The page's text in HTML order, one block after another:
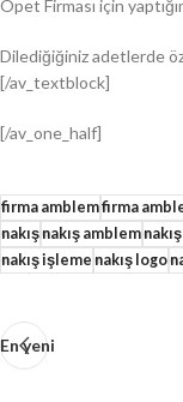
Opet Firması için
Dilediğiğiniz adetlerde
[/av_textblock]
[/av_one_half]
firma amblemfirma
nakışnakış amblem
nakış işleme nakış logo
En yeni